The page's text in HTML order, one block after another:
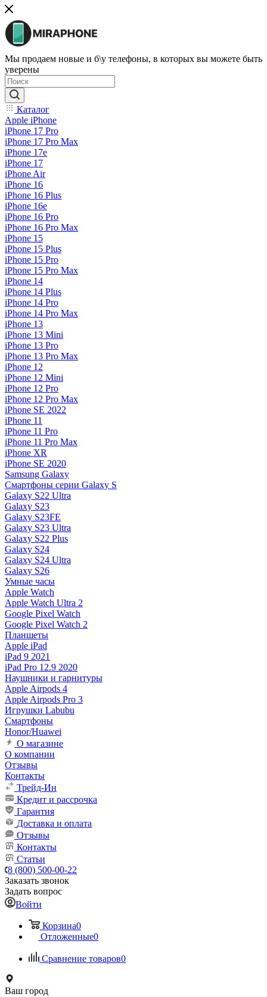
Мы продаем новые и б\у телефоны, в которых вы можете быть
уверены
Каталог
Apple iPhone
iPhone 17 Pro
iPhone 17 Pro Max
iPhone 17e
iPhone 17
iPhone Air
iPhone 16
iPhone 16 Plus
iPhone 16e
iPhone 16 Pro
iPhone 16 Pro Max
iPhone 15
iPhone 15 Plus
iPhone 15 Pro
iPhone 15 Pro Max
iPhone 14
iPhone 14 Plus
iPhone 14 Pro
iPhone 14 Pro Max
iPhone 13
iPhone 13 Mini
iPhone 13 Pro
iPhone 13 Pro Max
iPhone 12
iPhone 12 Mini
iPhone 12 Pro
iPhone 12 Pro Max
iPhone SE 2022
iPhone 11
iPhone 11 Pro
iPhone 11 Pro Max
iPhone XR
iPhone SE 2020
Samsung Galaxy
Смартфоны серии Galaxy S
Galaxy S22 Ultra
Galaxy S23
Galaxy S23FE
Galaxy S23 Ultra
Galaxy S22 Plus
Galaxy S24
Galaxy S24 Ultra
Galaxy S26
Умные часы
Apple Watch
Apple Watch Ultra 2
Google Pixel Watch
Google Pixel Watch 2
Планшеты
Apple iPad
iPad 9 2021
iPad Pro 12.9 2020
Наушники и гарнитуры
Apple Airpods 4
Apple Airpods Pro 3
Игрушки Labubu
Смартфоны
Honor/Huawei
О магазине
О компании
Отзывы
Контакты
Трейд-Ин
Кредит и рассрочка
Гарантия
Доставка и оплата
Отзывы
Контакты
Статьи
8 (800) 500-00-22
Заказать звонок
Задать вопрос
Войти
Корзина0
Отложенные0
Сравнение товаров0
Ваш город